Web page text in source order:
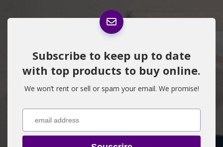
Subscribe to keep up to date
with top products to buy online.
We won’t rent or sell or spam your email. We promise!